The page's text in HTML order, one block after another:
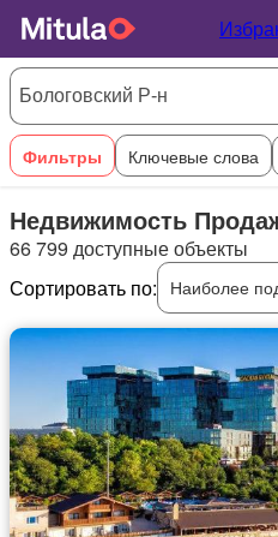
Фильтры Ключевые слова
Недвижимость
66 799 доступные объекты
Сортировать по:
Наиболее